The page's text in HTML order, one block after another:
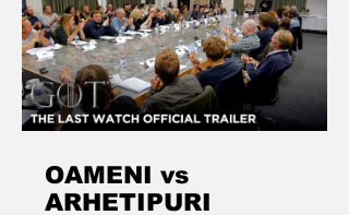
OAMENI vs
ARHETIPURI